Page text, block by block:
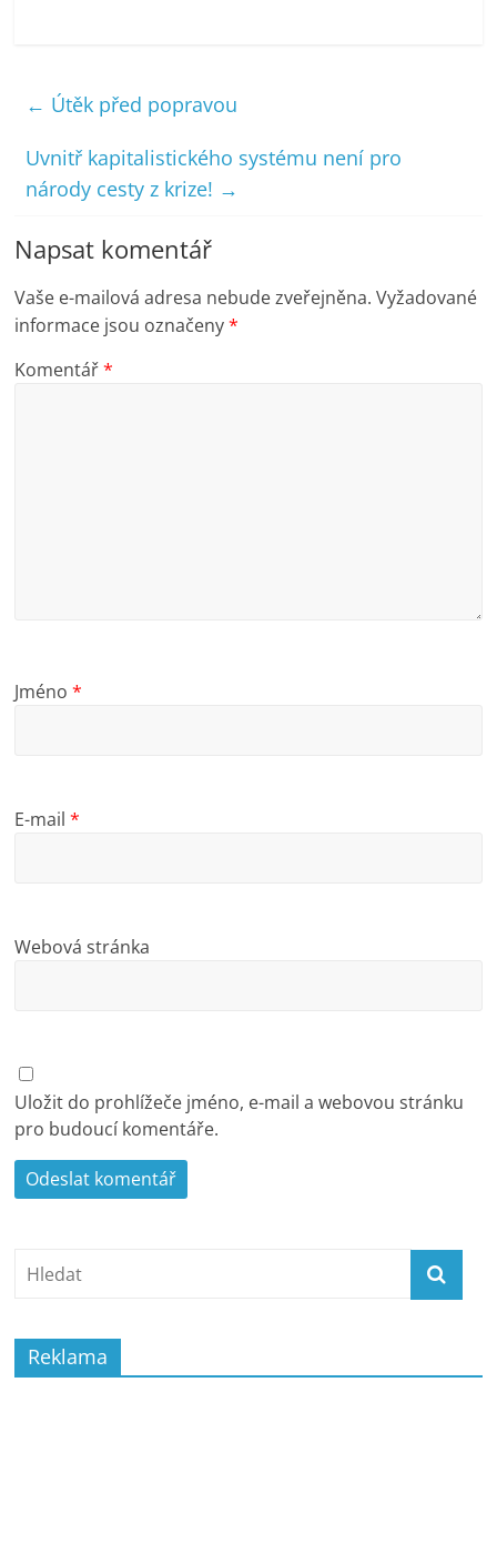
← Útěk před popravou
Uvnitř kapitalistického systému není pro
národy cesty z krize! →
Napsat komentář
Vaše e-mailová adresa nebude zveřejněna. Vyžadované
informace jsou označeny*
Komentář*
Jméno*
E-mail*
Webová stránka
Uložit do prohlížeče jméno, e-mail a webovou stránku
pro budoucí komentáře.
Reklama